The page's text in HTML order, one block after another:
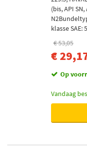
(bis, API
klasse SAE:
€ 53,05
€
Op
Vandaag